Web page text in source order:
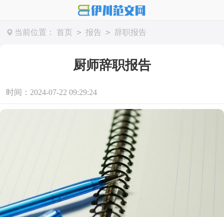
当前位置： 首页 > 报告 > 辞职报告
厨师辞职报告
时间：2024-07-22 09:29:24